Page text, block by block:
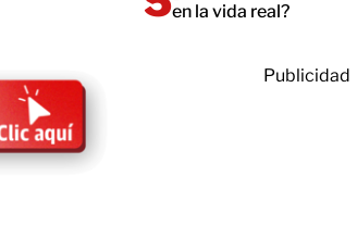
en la vida real?
Publicidad